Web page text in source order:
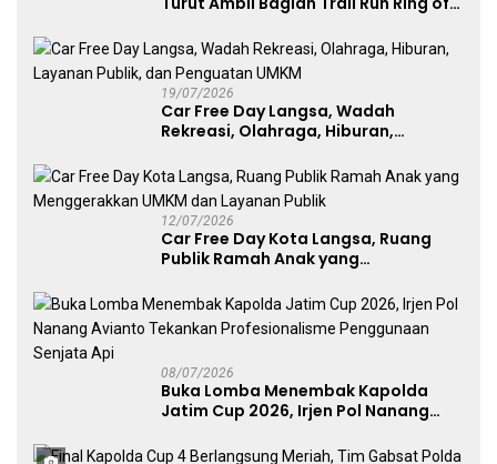
19/07/2026
Car Free Day Langsa, Wadah
Rekreasi, Olahraga, Hiburan,
UMKM
12/07/2026
Car Free Day Kota Langsa, Ruang
Publik Ramah Anak yang
Publik
08/07/2026
Buka Lomba Menembak Kapolda
Jatim Cup 2026, Irjen Pol Nanang
Penggunaan Senjata Api